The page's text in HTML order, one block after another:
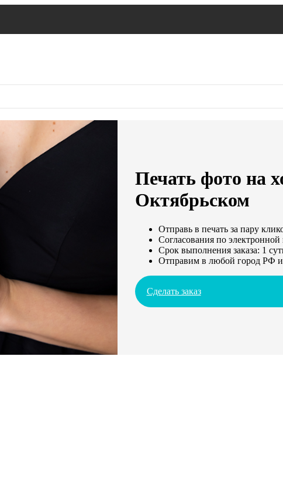
Печать фото на
Октябрьском
Отправь в печать за пару
Согласования по электронной
Срок выполнения заказа: 1
Отправим в любой город РФ
Сделать заказ